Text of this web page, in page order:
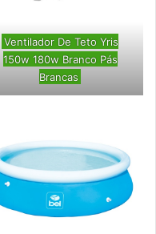
Ventilador De Teto Yris
150w 180w Branco Pás
Brancas